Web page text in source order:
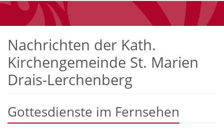
Nachrichten der Kath.
Kirchengemeinde St. Marien
Drais-Lerchenberg
Gottesdienste im Fernsehen